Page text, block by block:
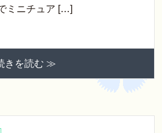
ミニチュア […]
きを読む ≫